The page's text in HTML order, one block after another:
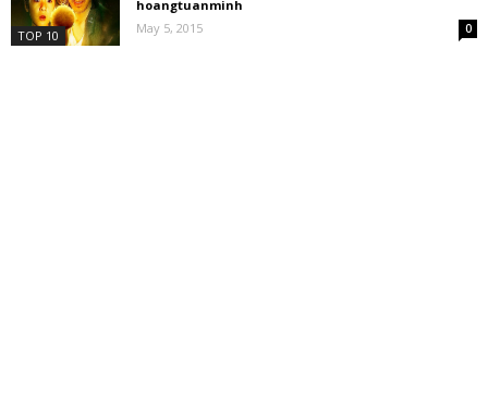
TOP 10
hoangtuanminh
May 5, 2015
0